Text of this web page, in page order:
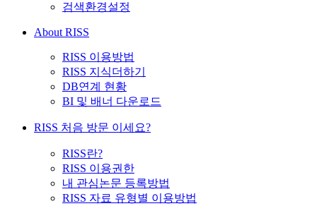
검색환경설정
About RISS
RISS 이용방법
RISS 지식더하기
DB연계 현황
BI 및 배너 다운로드
RISS 처음 방문 이세요?
RISS란?
RISS 이용권한
내 관심논문 등록방법
RISS 자료 유형별 이용방법